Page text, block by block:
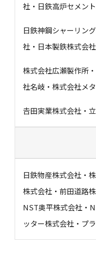
社・日鉄高炉セメン
日鉄神鋼シャーリン
社・日本製鉄株式会社
株式会社広瀬製作所
社名岐・株式会社メ
𠮷田実業株式会社・
日鉄物産株式会社・
株式会社・前田道路
NST奥平株式会社・
ッター株式会社・プ